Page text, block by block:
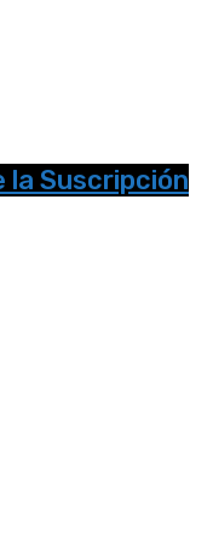
la Suscripción